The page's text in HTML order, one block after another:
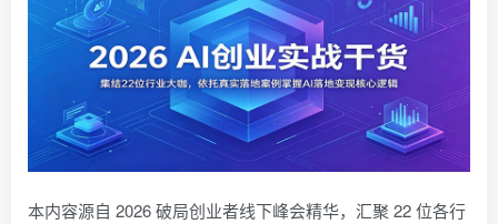
本内容源自 2026 破局创业者线下峰会精华，汇聚 22 位各行